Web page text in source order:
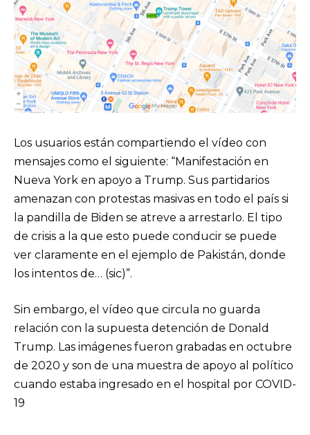
Los usuarios están compartiendo el vídeo con
mensajes como el siguiente: “Manifestación en
Nueva York en apoyo a Trump. Sus partidarios
amenazan con protestas masivas en todo el país si
la pandilla de Biden se atreve a arrestarlo. El tipo
de crisis a la que esto puede conducir se puede
ver claramente en el ejemplo de Pakistán, donde
los intentos de… (sic)”.
Sin embargo, el vídeo que circula no guarda
relación con la supuesta detención de Donald
Trump. Las imágenes fueron grabadas en octubre
de 2020 y son de una muestra de apoyo al político
cuando estaba ingresado en el hospital por COVID-
19